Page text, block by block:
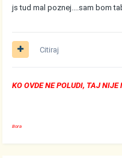
js tud mal poznej....sam bom
Citiraj
KO OVDE NE POLUDI, TAJ
Bora